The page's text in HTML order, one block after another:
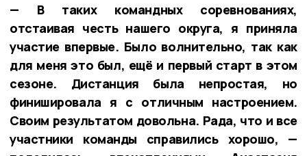
— В таких командных соревнованиях,
отстаивая честь нашего округа, я приняла
участие впервые. Было волнительно, так как
для меня это был, ещё и первый старт в этом
сезоне. Дистанция была непростая, но
финишировала я с отличным настроением.
Своим результатом довольна. Рада, что и все
участники команды справились хорошо, —